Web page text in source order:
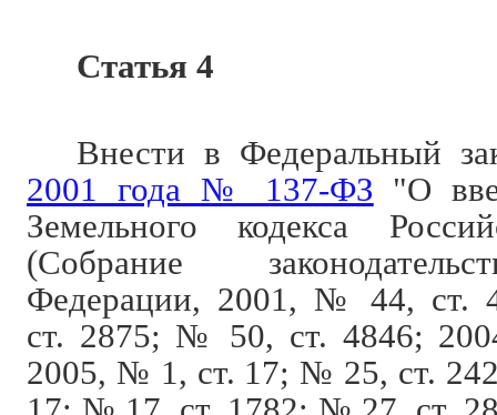
Статья 4
Внести в Федеральный
2001 года № 137-ФЗ "О
Земельного кодекса
(Собрание
Федерации, 2001, № 44, ст.
ст. 2875; № 50, ст. 4846;
2005, № 1, ст. 17; № 25, ст.